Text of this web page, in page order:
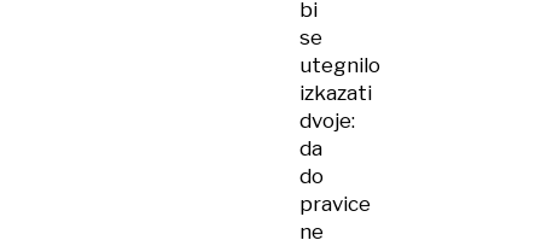
bi
se
utegnilo
izkazati
dvoje:
da
do
pravice
ne